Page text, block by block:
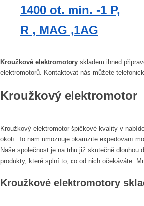
1400 ot. min. -1 P,
R , MAG ,1AG
Kroužkové elektromotory skladem ihned
elektromotorů. Kontaktovat nás můžete
Kroužkový elektromotor
Kroužkový elektromotor špičkové kvality v
okolí. To nám umožňuje okamžité expedování
Naše společnost je na trhu již skutečně
produkty, které splní to, co od nich očekáváte.
Kroužkové elektromotory